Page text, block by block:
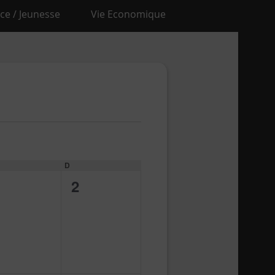
/ Jeunesse Vie Economique
D
0
2